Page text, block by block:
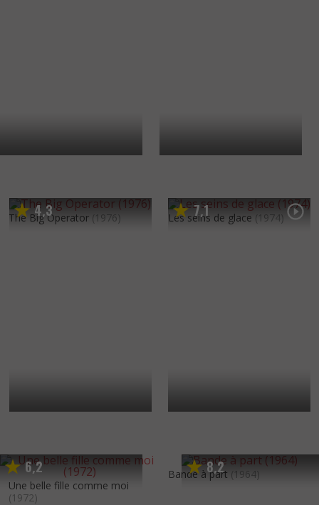
4,3
The Big Operator (1976) 7,1
Les seins de glace (1974)
6,2
Une belle fille comme moi
(1972)
8,2
Bande à part (1964)